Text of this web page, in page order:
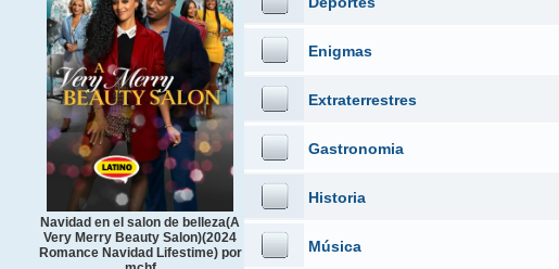
Navidad en el salon de belleza(A
Very Merry Beauty Salon)(2024
Romance Navidad Lifestime) por
Enigmas
Extraterrestres
Gastronomia
Historia
Música